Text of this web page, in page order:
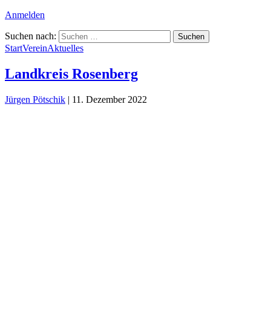
Anmelden
Suchen nach:
StartVereinAktuelles
Landkreis Rosenberg
Jürgen Pötschik | 11. Dezember 2022